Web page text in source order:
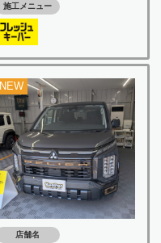
施工メニュー
NEW
店舗名